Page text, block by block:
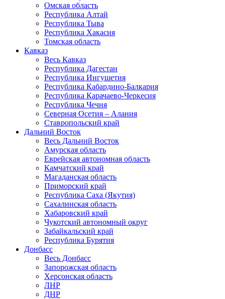
Омская область
Республика Алтай
Республика Тыва
Республика Хакасия
Томская область
Кавказ
Весь Кавказ
Республика Дагестан
Республика Ингушетия
Республика Кабардино-Балкария
Республика Карачаево-Черкесия
Республика Чечня
Северная Осетия – Алания
Ставропольский край
Дальний Восток
Весь Дальний Восток
Амурская область
Еврейская автономная область
Камчатский край
Магаданская область
Приморский край
Республика Саха (Якутия)
Сахалинская область
Хабаровский край
Чукотский автономный округ
Забайкальский край
Республика Бурятия
Донбасс
Весь Донбасс
Запорожская область
Херсонская область
ЛНР
ДНР